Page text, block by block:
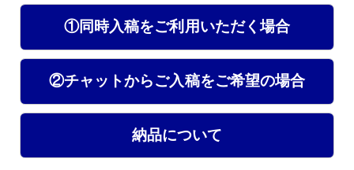
①同時入稿をご利用いただく場合
②チャットからご入稿をご希望の場合
納品について